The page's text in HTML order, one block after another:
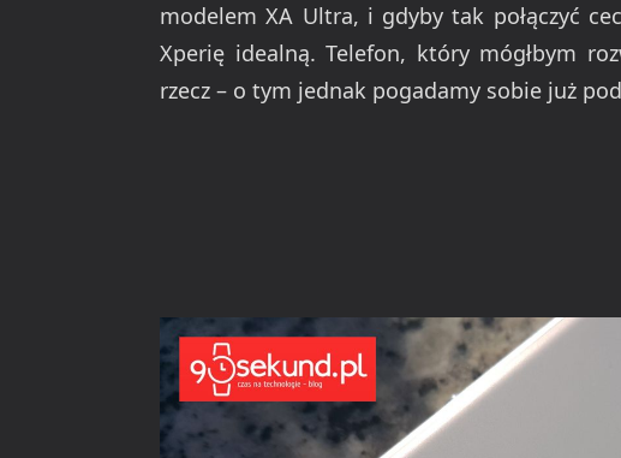
modelem XA Ultra, i gdyby tak połączyć
Xperię idealną. Telefon, który mógłbym
rzecz – o tym jednak pogadamy sobie już